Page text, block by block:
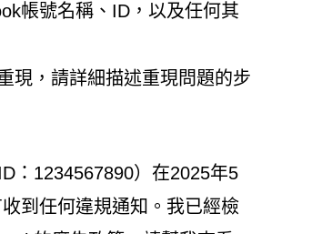
帳號名稱、ID，以及任何其
現，請詳細描述重現問題的步
：1234567890）在2025年5
到任何違規通知。我已經檢